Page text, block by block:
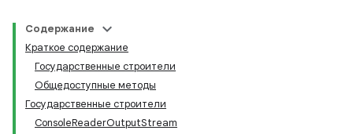
Содержание
Краткое содержание
Государственные строители
Общедоступные методы
Государственные строители
ConsoleReaderOutputStream